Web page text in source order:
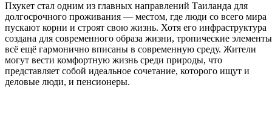
Пхукет стал одним из главных направлений Таиланда для
долгосрочного проживания — местом, где люди со всего мира
пускают корни и строят свою жизнь. Хотя его инфраструктура
создана для современного образа жизни, тропические элементы
всё ещё гармонично вписаны в современную среду. Жители
могут вести комфортную жизнь среди природы, что
представляет собой идеальное сочетание, которого ищут и
деловые люди, и пенсионеры.